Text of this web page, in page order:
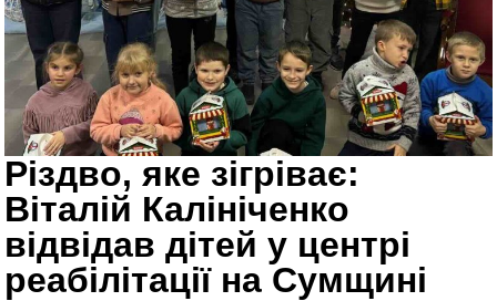
Різдво, яке зігріває:
Віталій Калініченко
відвідав дітей у центрі
реабілітації на Сумщині